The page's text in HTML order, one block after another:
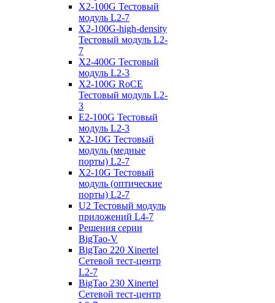
X2-100G Тестовый
модуль L2-7
X2-100G-high-density
Тестовый модуль L2-
7
X2-400G Тестовый
модуль L2-3
X2-100G RoCE
Тестовый модуль L2-
3
E2-100G Тестовый
модуль L2-3
X2-10G Тестовый
модуль (медные
порты) L2-7
X2-10G Тестовый
модуль (оптические
порты) L2-7
U2 Тестовый модуль
приложений L4-7
Решения серии
BigTao-V
BigTao 220 Xinertel
Сетевой тест-центр
L2-7
BigTao 230 Xinertel
Сетевой тест-центр